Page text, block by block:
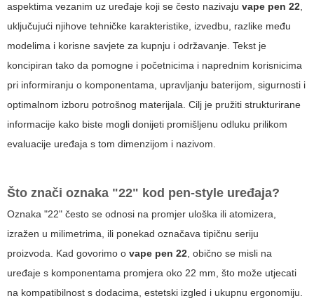
aspektima vezanim uz uređaje koji se često nazivaju vape pen 22,
uključujući njihove tehničke karakteristike, izvedbu, razlike među
modelima i korisne savjete za kupnju i održavanje. Tekst je
koncipiran tako da pomogne i početnicima i naprednim korisnicima
pri informiranju o komponentama, upravljanju baterijom, sigurnosti i
optimalnom izboru potrošnog materijala. Cilj je pružiti strukturirane
informacije kako biste mogli donijeti promišljenu odluku prilikom
evaluacije uređaja s tom dimenzijom i nazivom.
Što znači oznaka "22" kod pen-style uređaja?
Oznaka "22" često se odnosi na promjer uloška ili atomizera,
izražen u milimetrima, ili ponekad označava tipičnu seriju
proizvoda. Kad govorimo o vape pen 22, obično se misli na
uređaje s komponentama promjera oko 22 mm, što može utjecati
na kompatibilnost s dodacima, estetski izgled i ukupnu ergonomiju.